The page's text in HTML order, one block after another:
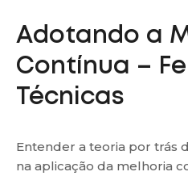
Adotando a
Contínua –
Técnicas
Entender a teoria por trás
na aplicação da melhoria